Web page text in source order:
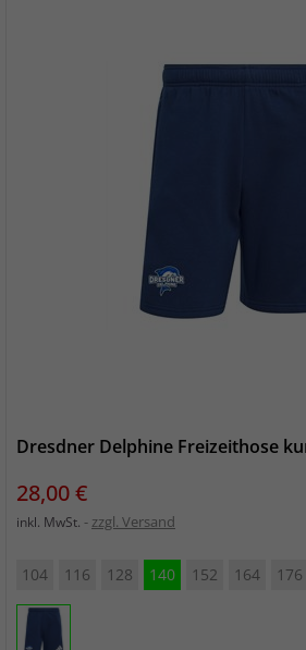
Dresdner Delphine Freizeithose
Preis
28,00 €
inkl. MwSt. zzgl. Versand
104 116 128 140 152 164 176